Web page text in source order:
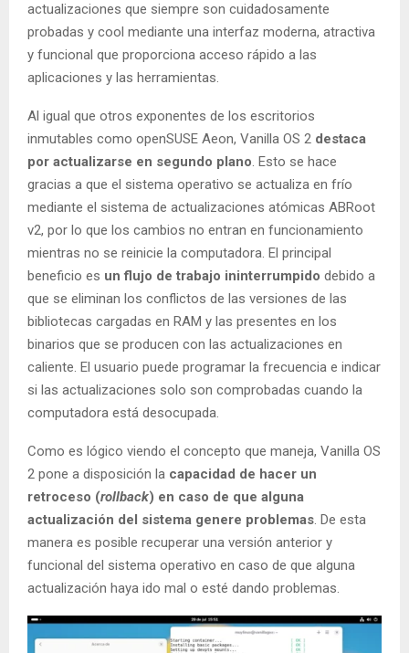
actualizaciones que siempre son cuidadosamente
probadas y cool mediante una interfaz moderna, atractiva
y funcional que proporciona acceso rápido a las
aplicaciones y las herramientas.
Al igual que otros exponentes de los escritorios
inmutables como openSUSE Aeon, Vanilla OS 2 destaca
por actualizarse en segundo plano. Esto se hace
gracias a que el sistema operativo se actualiza en frío
mediante el sistema de actualizaciones atómicas ABRoot
v2, por lo que los cambios no entran en funcionamiento
mientras no se reinicie la computadora. El principal
beneficio es un flujo de trabajo ininterrumpido debido a
que se eliminan los conflictos de las versiones de las
bibliotecas cargadas en RAM y las presentes en los
binarios que se producen con las actualizaciones en
caliente. El usuario puede programar la frecuencia e indicar
si las actualizaciones solo son comprobadas cuando la
computadora está desocupada.
Como es lógico viendo el concepto que maneja, Vanilla OS
2 pone a disposición la capacidad de hacer un
retroceso (rollback) en caso de que alguna
actualización del sistema genere problemas. De esta
manera es posible recuperar una versión anterior y
funcional del sistema operativo en caso de que alguna
actualización haya ido mal o esté dando problemas.